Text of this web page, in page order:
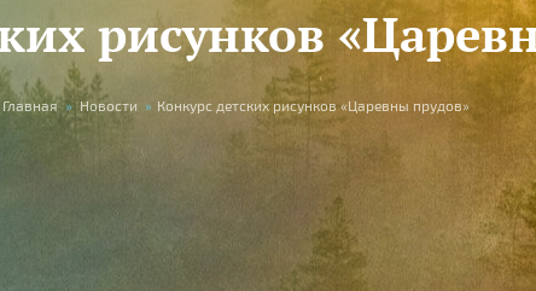
рисунков
Главная » Новости » Конкурс детских рисунков «Царевны прудов»